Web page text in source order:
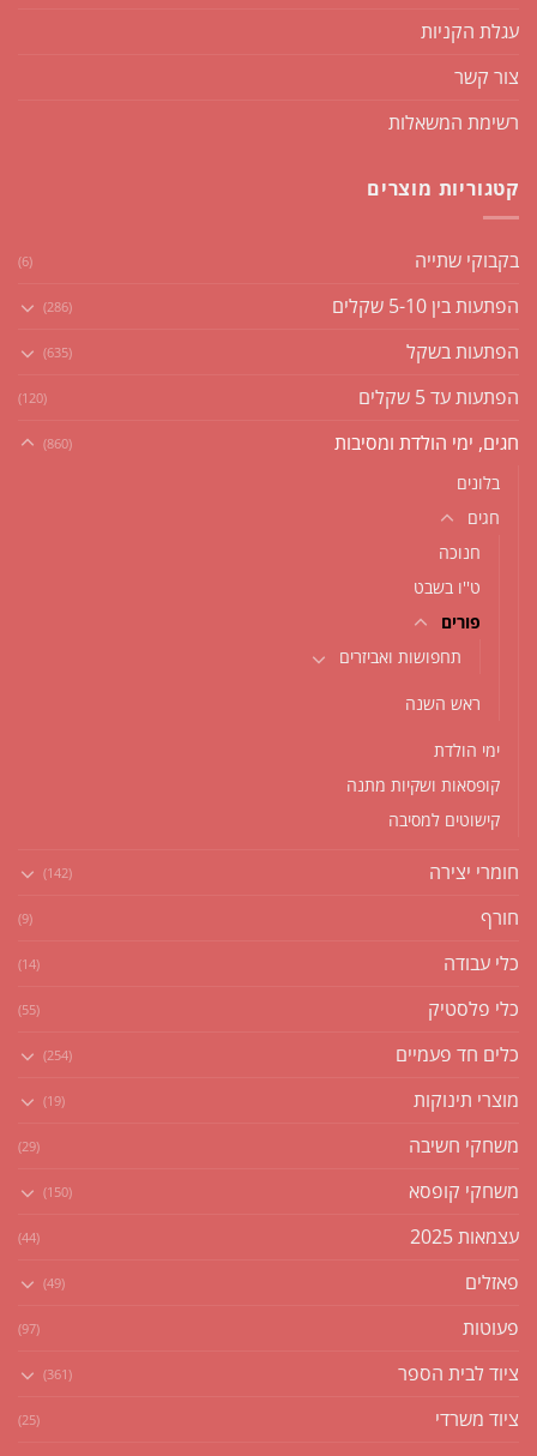
עגלת הקניות
צור קשר
רשימת המשאלות
קטגוריות מוצרים
בקבוקי שתייה (6)
הפתעות בין 5-10 שקלים (286)
הפתעות בשקל (635)
הפתעות עד 5 שקלים (120)
חגים, ימי הולדת ומסיבות (860)
בלונים
חגים
חנוכה
ט''ו בשבט
פורים
תחפושות ואביזרים
ראש השנה
ימי הולדת
קופסאות ושקיות מתנה
קישוטים למסיבה
חומרי יצירה (142)
חורף (9)
כלי עבודה (14)
כלי פלסטיק (55)
כלים חד פעמיים (254)
מוצרי תינוקות (19)
משחקי חשיבה (29)
משחקי קופסא (150)
עצמאות 2025 (44)
פאזלים (49)
פעוטות (97)
ציוד לבית הספר (361)
ציוד משרדי (25)